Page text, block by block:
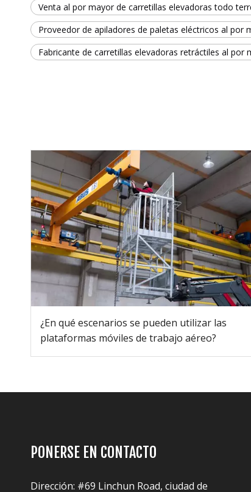
Venta al por mayor de carretillas elevadoras todo
Proveedor de apiladores de paletas eléctricos al por
Fabricante de carretillas elevadoras retráctiles al por
¿En qué escenarios se pueden utilizar las
plataformas móviles de trabajo aéreo?
PONERSE EN CONTACTO
Dirección: #69 Linchun Road, ciudad de